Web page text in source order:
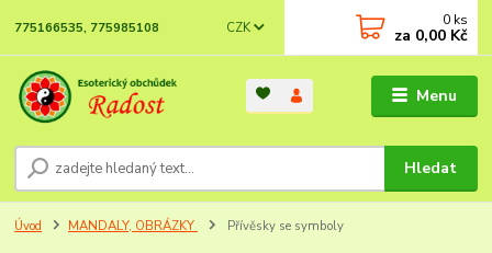
Menu
CZK
Hledat
775166535, 775985108 0 ks
za 0,00 Kč
Úvod MANDALY, OBRÁZKY Přívěsky se symboly